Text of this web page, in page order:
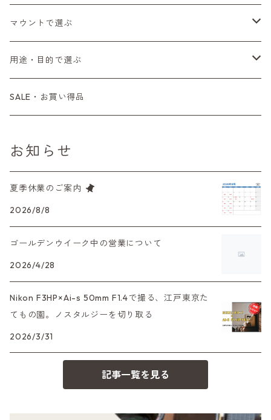
SL、SP
K2、KX、KM
M42単焦点レンズ
CONTAX（コンタックス）
G1、G2
Tシリーズ
MINOLTA（ミノルタ）
コンパクト
OLYMPUS（オリンパス）
PEN F、FT
OM-1
Konica（コニカ）
C35シリーズ
HEXAR
Leica（ライカ）
バルナック
minilux
HASSELBLAD（ハッセルブラッド）
Rollei（ローライ）
35シリーズ
RICOH（リコー）
コンパクト
Voigtlander（フォクトレンダー）
YASHICA（ヤシカ）
一眼レフカメラ（オートフォーカス）
中判カメラ
大判カメラ
デジタルカメラ
一眼カメラ
ミラーレスカメラ
マニュアルレンズ
一眼レンズ
レンジファインダーレンズ
オートフォーカスレンズ
一眼レンズ
マウントアダプター
35mm（135）カラーネガ
35mm（135）白黒ネガ
35mm（135）カラーリバーサル
フィルムカメラ
レンズ付きフィルム
アクセサリー・付属品
マウントで選ぶ
M42
L39
S（ニコン）
FD（キヤノン）
EF（キヤノン）
OM（オリンパス）
A（ミノルタ（ソニー））
MD（ミノルタ）
K（ペンタックス）
用途・目的で選ぶ
初心者の方へもおすすめ！
滅多にお目にかかれない激レア商品！
プレゼント、贈答用にも！
SALE・お買い得品
お知らせ
夏季休業のご案内
2026/8/8
ゴールデンウイーク中の営業について
2026/4/28
Nikon F3HP×Ai-s 50mm F1.4で撮る、江戸東京た
てもの園。ノスタルジーを切り取る
2026/3/31
記事一覧を見る